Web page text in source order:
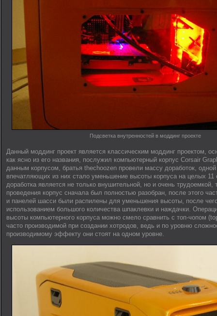
Подсветка внутренностей в моддинг проекте
Данный моддинг проект является классическим моддинг проектом,
как ясно из его названия, послужил компьютерный корпус Corsair
данным корпусом, братья thechoozen провели массу доработок,
впечатляющих из них стало уменьшение высоты корпуса на целых 11
доработка является не только внушительной, но и очень трудоемкой,
проведения корпус сначала был полностью разобран, после этого
и панелей шасси были распилены для уменьшения высоты, после
использованием большого количества шпаклевки и наждачки.
высоты компьютерного корпуса можно смело сравнить с топ-чопом
часто производимой при создании хотродов, ведь и по уровню
производимому эффекту они стоят на одном уровне.